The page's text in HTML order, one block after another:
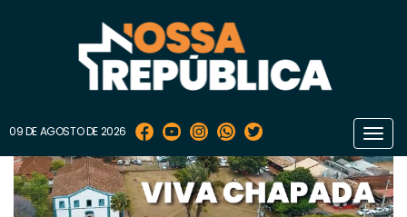
09 DE AGOSTO DE 2026